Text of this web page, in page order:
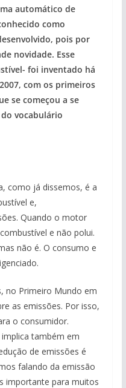
automático de
como
pois por
novidade. Esse
foi inventado há
com os primeiros
se começou a se
vocabulário
como já dissemos, é a
e,
Quando o motor
e não polui.
não é. O consumo e
no Primeiro Mundo em
as emissões. Por isso,
o consumidor.
também em
de emissões é
falando da emissão
importante para muitos